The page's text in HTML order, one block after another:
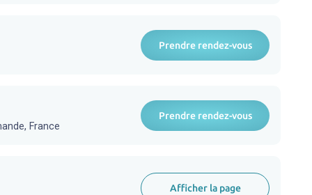
Prendre rendez-vous
France
Prendre rendez-vous
Afficher la page